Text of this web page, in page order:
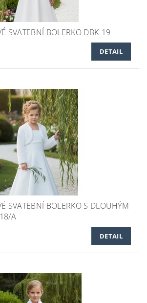
SVATEBNÍ BOLERKO DBK-19
DETAIL
SVATEBNÍ BOLERKO S DLOUHÝM
A
DETAIL